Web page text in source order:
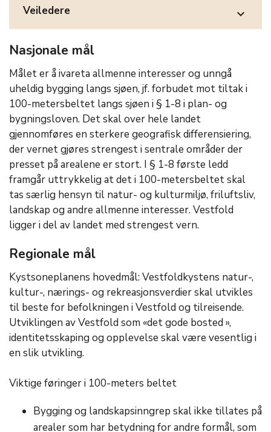
Veiledere
expand_more
Nasjonale mål
Målet er å ivareta allmenne interesser og unngå
uheldig bygging langs sjøen, jf. forbudet mot tiltak i
100-metersbeltet langs sjøen i § 1-8 i plan- og
bygningsloven. Det skal over hele landet
gjennomføres en sterkere geografisk differensiering,
der vernet gjøres strengest i sentrale områder der
presset på arealene er stort. I § 1-8 første ledd
framgår uttrykkelig at det i 100-metersbeltet skal
tas særlig hensyn til natur- og kulturmiljø, friluftsliv,
landskap og andre allmenne interesser. Vestfold
ligger i del av landet med strengest vern.
Regionale mål
Kystsoneplanens hovedmål: Vestfoldkystens natur-,
kultur-, nærings- og rekreasjonsverdier skal utvikles
til beste for befolkningen i Vestfold og tilreisende.
Utviklingen av Vestfold som «det gode bosted »,
identitetsskaping og opplevelse skal være vesentlig i
en slik utvikling.
Viktige føringer i 100-meters beltet
Bygging og landskapsinngrep skal ikke tillates på
arealer som har betydning for andre formål, som